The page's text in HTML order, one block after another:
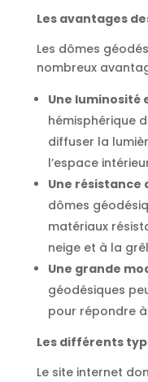
Les avantages
Les dômes
nombreux
Une luminosité
hémisphérique
diffuser la
l’espace
Une résistance
dômes
matériaux
neige et à la
Une grande
géodésiques
pour répondre
Les différents
Le site internet